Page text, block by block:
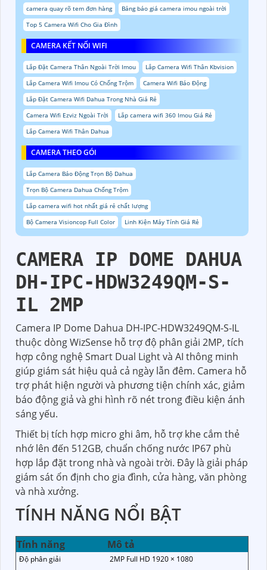
camera quay rõ tem đơn hàng
Bảng báo giá camera imou ngoài trời
Top 5 Camera Wifi Cho Gia Đình
CAMERA KẾT NỐI WIFI
Lắp Đặt Camera Thân Ngoài Trời Imou
Lắp Camera Wifi Thân Kbvision
Lắp Camera Wifi Imou Có Chống Trộm
Camera Wifi Báo Động
Lắp Đặt Camera Wifi Dahua Trong Nhà Giá Rẻ
Camera Wifi Ezviz Ngoài Trời
Lắp camera wifi 360 Imou Giá Rẻ
Lắp Camera Wifi Thân Dahua
CAMERA THEO GÓI
Lắp Camera Báo Động Trọn Bộ Dahua
Trọn Bộ Camera Dahua Chống Trộm
Lắp camera wifi hot nhất giá rẻ chất lượng
Bộ Camera Visioncop Full Color
Linh Kiện Máy Tính Giá Rẻ
CAMERA IP DOME DAHUA
DH-IPC-HDW3249QM-S-
IL 2MP
Camera IP Dome Dahua DH-IPC-HDW3249QM-S-IL
thuộc dòng WizSense hỗ trợ độ phân giải 2MP, tích
hợp công nghệ Smart Dual Light và AI thông minh
giúp giám sát hiệu quả cả ngày lẫn đêm. Camera hỗ
trợ phát hiện người và phương tiện chính xác, giảm
báo động giả và ghi hình rõ nét trong điều kiện ánh
sáng yếu.
Thiết bị tích hợp micro ghi âm, hỗ trợ khe cắm thẻ
nhớ lên đến 512GB, chuẩn chống nước IP67 phù
hợp lắp đặt trong nhà và ngoài trời. Đây là giải pháp
giám sát ổn định cho gia đình, cửa hàng, văn phòng
và nhà xưởng.
TÍNH NĂNG NỔI BẬT
Tính năng Mô tả
Độ phân giải
2MP Full HD 1920 × 1080